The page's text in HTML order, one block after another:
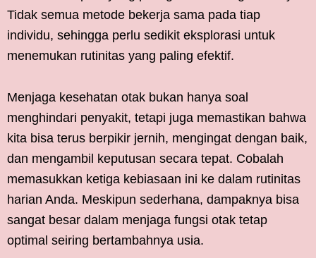
Tidak semua metode bekerja sama pada tiap
individu, sehingga perlu sedikit eksplorasi untuk
menemukan rutinitas yang paling efektif.
Menjaga kesehatan otak bukan hanya soal
menghindari penyakit, tetapi juga memastikan bahwa
kita bisa terus berpikir jernih, mengingat dengan baik,
dan mengambil keputusan secara tepat. Cobalah
memasukkan ketiga kebiasaan ini ke dalam rutinitas
harian Anda. Meskipun sederhana, dampaknya bisa
sangat besar dalam menjaga fungsi otak tetap
optimal seiring bertambahnya usia.